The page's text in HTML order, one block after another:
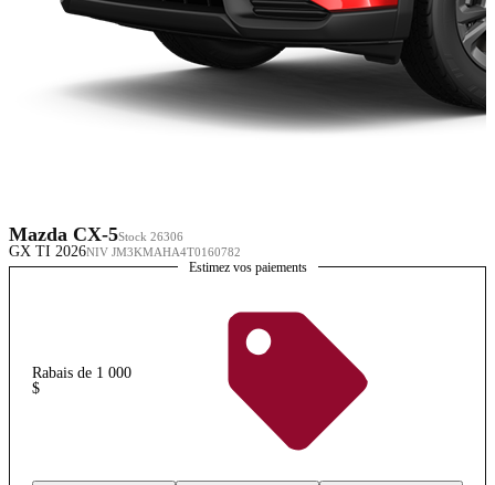
Mazda CX-5Stock 26306
GX TI 2026NIV JM3KMAHA4T0160782
Estimez vos paiements
Rabais de 1 000
$